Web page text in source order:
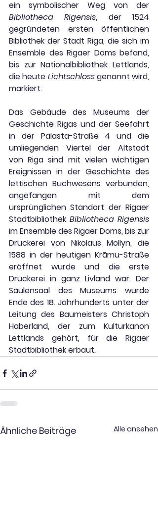
Bibliotheca Rigensis, der 1524
gegründeten ersten öffentlichen
Bibliothek der Stadt Riga, die sich im
Ensemble des Rigaer Doms befand,
bis zur Nationalbibliothek Lettlands,
die heute Lichtschloss genannt wird,
markiert.
Das Gebäude des Museums der
Geschichte Rigas und der Seefahrt
in der Palasta-Straße 4 und die
umliegenden Viertel der Altstadt
von Riga sind mit vielen wichtigen
Ereignissen in der Geschichte des
lettischen Buchwesens verbunden,
angefangen mit dem
ursprünglichen Standort der Rigaer
Stadtbibliothek Bibliotheca Rigensis
im Ensemble des Rigaer Doms, bis zur
Druckerei von Nikolaus Mollyn, die
1588 in der heutigen Krāmu-Straße
eröffnet wurde und die erste
Druckerei in ganz Livland war. Der
Säulensaal des Museums wurde
Ende des 18. Jahrhunderts unter der
Leitung des Baumeisters Christoph
Haberland, der zum Kulturkanon
Lettlands gehört, für die Rigaer
Stadtbibliothek erbaut.
Ähnliche Beiträge Alle ansehen